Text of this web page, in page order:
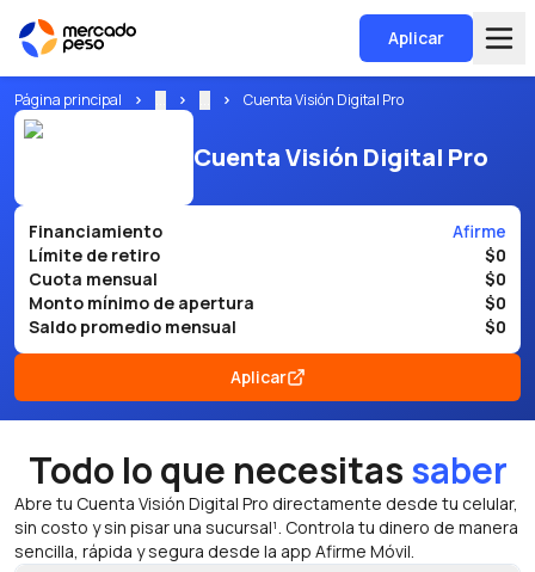
Aplicar
Página principal Cuenta Visión Digital Pro
Cuenta Visión Digital Pro
Financiamiento
Afirme
Límite de retiro
$0
Cuota mensual
$0
Monto mínimo de apertura
$0
Saldo promedio mensual
$0
Aplicar
Todo lo que necesitassaber
Abre tu Cuenta Visión Digital Pro directamente desde tu celular,
sin costo y sin pisar una sucursal¹. Controla tu dinero de manera
sencilla, rápida y segura desde la app Afirme Móvil.